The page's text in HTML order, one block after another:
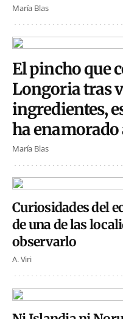
María Blas
El pincho que
Longoria tras
ingredientes,
ha enamorado
María Blas
Curiosidades del
de una de las
observarlo
A. Viri